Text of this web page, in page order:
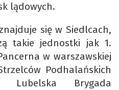
lądowych.
się w Siedlcach,
takie jednostki jak 1.
w warszawskiej
Podhalańskich
Lubelska Brygada